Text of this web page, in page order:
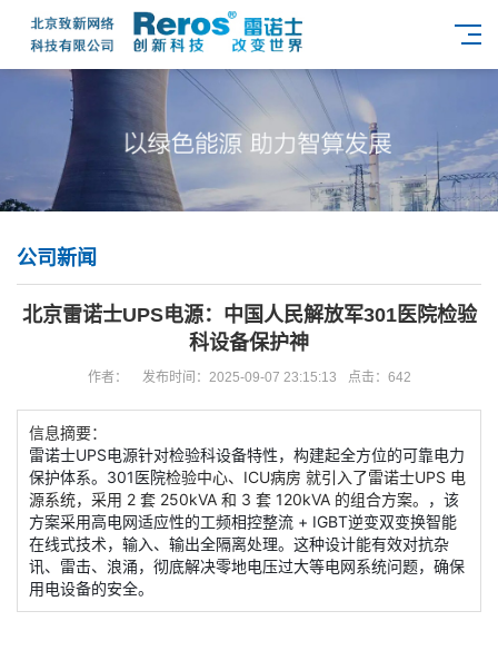
公司新闻
北京雷诺士UPS电源：中国人民解放军301医院检验
科设备保护神
作者： 发布时间：2025-09-07 23:15:13 点击：642
信息摘要：
雷诺士UPS电源针对检验科设备特性，构建起全方位的可靠电力
保护体系。301医院检验中心、ICU病房 就引入了雷诺士UPS 电
源系统，采用 2 套 250kVA 和 3 套 120kVA 的组合方案。
，该
方案采用高电网适应性的工频相控整流 + IGBT逆变双变换智能
在线式技术，输入、输出全隔离处理。这种设计能有效对抗杂
讯、雷击、浪涌，彻底解决零地电压过大等电网系统问题，确保
用电设备的安全。